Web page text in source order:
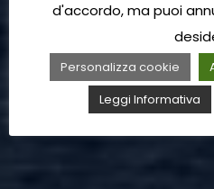
d'accordo, ma puoi
Personalizza cookie
Leggi Informativa